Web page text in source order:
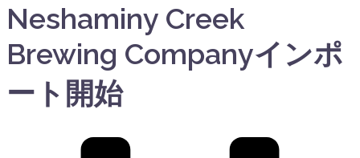
Neshaminy Creek
Brewing Companyインポ
ート開始